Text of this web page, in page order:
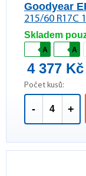
Goodyear
215/60 R17C
Skladem
A A
4 377 Kč
Počet kusů:
- +